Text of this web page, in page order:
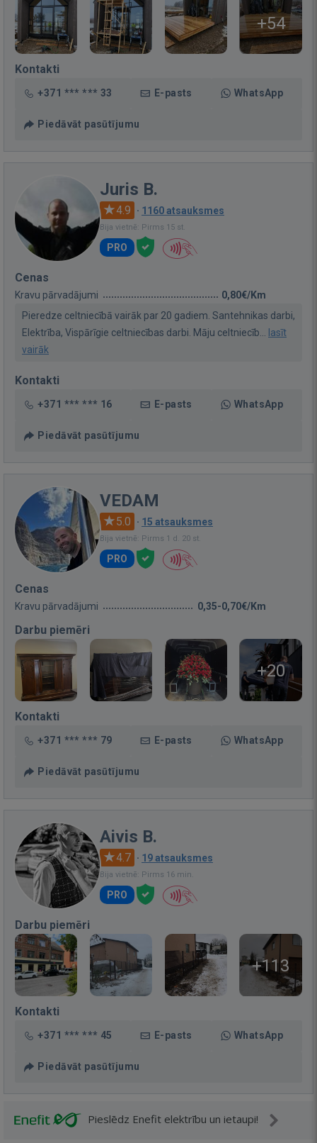
+54
Kontakti
+371 *** *** 33 E-pasts WhatsApp
Piedāvāt pasūtījumu
Juris B.
4.9 · 1160 atsauksmes
Bija vietnē: Pirms 15 st.
PRO
Cenas
Kravu pārvadājumi
0,80€/Km
Pieredze celtniecībā vairāk par 20 gadiem. Santehnikas darbi,
Elektrība, Vispārīgie celtniecības darbi. Māju celtniecīb...
lasīt
vairāk
Kontakti
+371 *** *** 16 E-pasts WhatsApp
Piedāvāt pasūtījumu
VEDAM
5.0 · 15 atsauksmes
Bija vietnē: Pirms 1 d. 20 st.
PRO
Cenas
Kravu pārvadājumi 0,35-0,70€/Km
Darbu piemēri
+20
Kontakti
+371 *** *** 79 E-pasts WhatsApp
Piedāvāt pasūtījumu
Aivis B.
4.7 · 19 atsauksmes
Bija vietnē: Pirms 16 min.
PRO
Darbu piemēri
+113
Kontakti
+371 *** *** 45 E-pasts WhatsApp
Piedāvāt pasūtījumu
Pieslēdz Enefit elektrību un ietaupi!